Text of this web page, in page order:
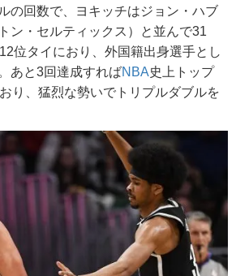
の回数で、ヨキッチはジョン・ハブ
ン・セルティックス）と並んで31
位タイにおり、外国籍出身選手とし
あと3回達成すればNBA史上トップ
り、猛烈な勢いでトリプルダブルを